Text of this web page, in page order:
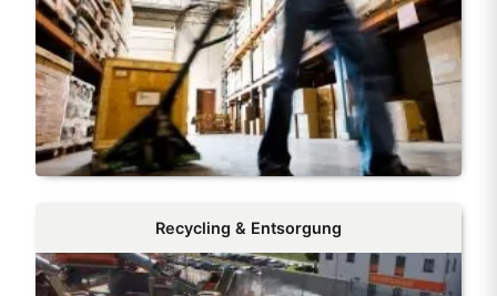
Recycling & Entsorgung